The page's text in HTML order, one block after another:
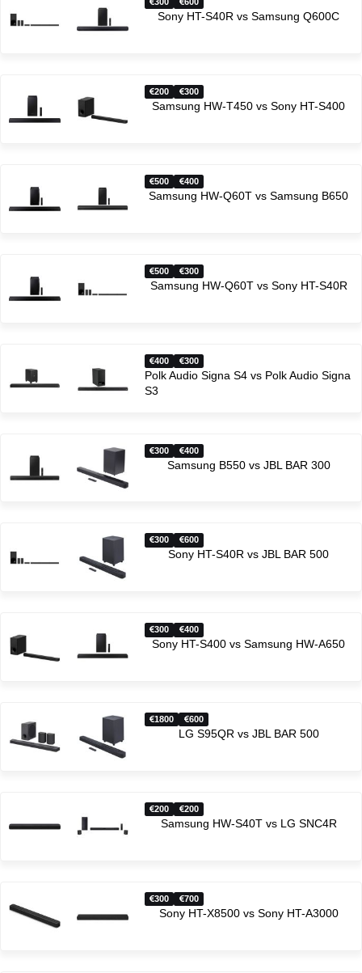
Sony HT-S40R vs Samsung Q600C
200 300
Samsung HW-T450 vs Sony HT-S400
500 400
Samsung HW-Q60T vs Samsung B650
500 300
Samsung HW-Q60T vs Sony HT-S40R
400 300
Polk Audio Signa S4 vs Polk Audio Signa
S3
300 400
Samsung B550 vs JBL BAR 300
300 600
Sony HT-S40R vs JBL BAR 500
300 400
Sony HT-S400 vs Samsung HW-A650
1800 600
LG S95QR vs JBL BAR 500
200 200
Samsung HW-S40T vs LG SNC4R
300 700
Sony HT-X8500 vs Sony HT-A3000